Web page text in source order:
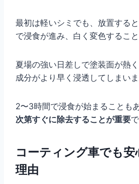
最初は軽いシミでも、放置する
で浸食が進み、白く変色すること
夏場の強い日差しで塗装面が熱
成分がより早く浸透してしまいま
2〜3時間で浸食が始まることも
次第すぐに除去することが重要
コーティング車でも
理由